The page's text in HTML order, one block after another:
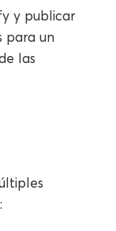
y publicar
para un
las